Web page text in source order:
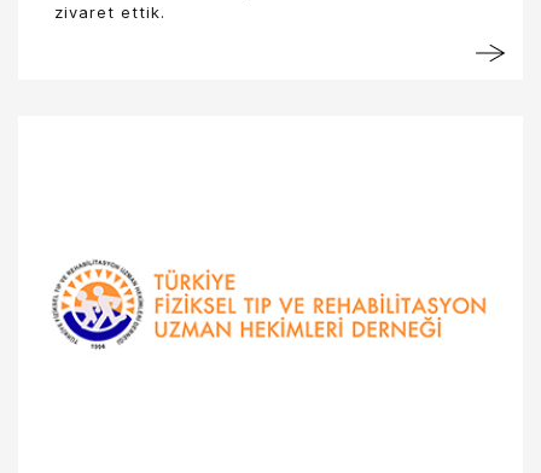
zivaret ettik.